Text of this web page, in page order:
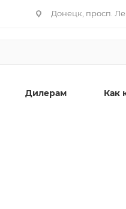
Донецк, просп.
Дилерам Как